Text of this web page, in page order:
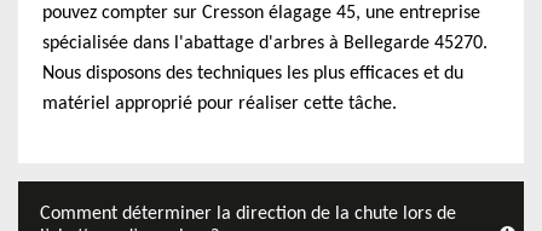
pouvez compter sur Cresson élagage 45, une entreprise
spécialisée dans l'abattage d'arbres à Bellegarde 45270.
Nous disposons des techniques les plus efficaces et du
matériel approprié pour réaliser cette tâche.
Comment déterminer la direction de la chute lors de